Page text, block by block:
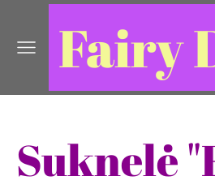
Fairy
Suknelė